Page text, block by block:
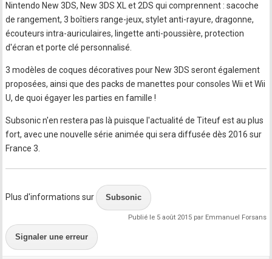
Nintendo New 3DS, New 3DS XL et 2DS qui comprennent : sacoche
de rangement, 3 boîtiers range-jeux, stylet anti-rayure, dragonne,
écouteurs intra-auriculaires, lingette anti-poussière, protection
d'écran et porte clé personnalisé.
3 modèles de coques décoratives pour New 3DS seront également
proposées, ainsi que des packs de manettes pour consoles Wii et Wii
U, de quoi égayer les parties en famille !
Subsonic n'en restera pas là puisque l'actualité de Titeuf est au plus
fort, avec une nouvelle série animée qui sera diffusée dès 2016 sur
France 3.
Plus d'informations sur Subsonic
Publié le 5 août 2015 par Emmanuel Forsans
Signaler une erreur